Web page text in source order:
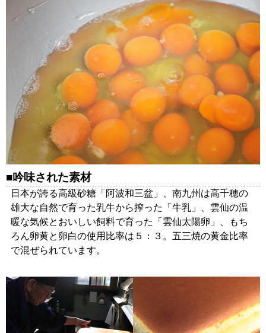
吟味された素材
日本が誇る高級砂糖「阿波和三盆」、南九州は高千穂の
雄大な自然で育った乳牛から搾った「牛乳」、雲仙の温
暖な気候とおいしい飼料で育った「雲仙太陽卵」、もち
ろん卵黄と卵白の使用比率は５：３。五三焼の黄金比率
で混ぜられています。